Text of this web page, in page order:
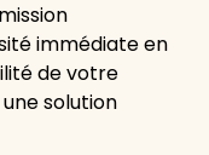
immédiate en
de votre
solution